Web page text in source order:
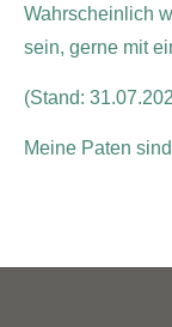
Wahrscheinlich
sein, gerne mit
(Stand:
Meine Paten